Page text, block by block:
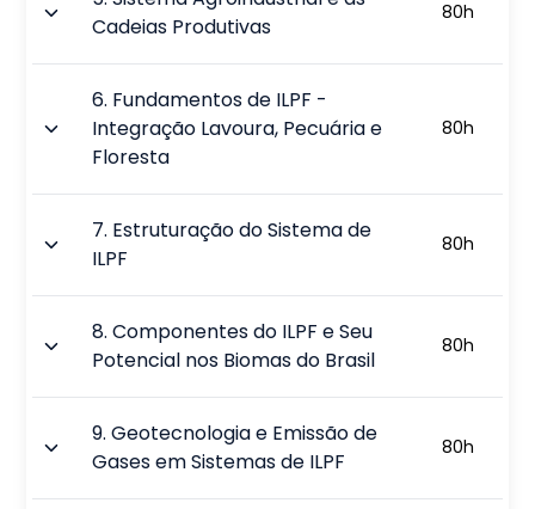
Cadeias Produtivas
80h
6. Fundamentos de ILPF -
Integração Lavoura, Pecuária e
Floresta
80h
7. Estruturação do Sistema de
ILPF
80h
8.Componentes do ILPF e Seu
Potencial nos Biomas do Brasil
80h
9.Geotecnologia e Emissão de
Gases em Sistemas de ILPF
80h